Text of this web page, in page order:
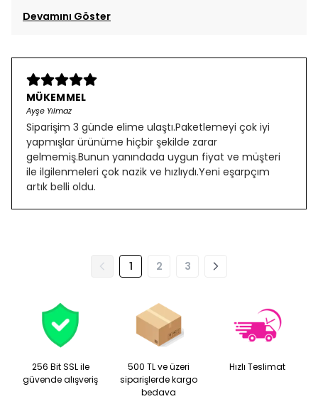
Devamını Göster
MÜKEMMEL
Ayşe Yılmaz
Siparişim 3 günde elime ulaştı.Paketlemeyi çok iyi
yapmışlar ürünüme hiçbir şekilde zarar
gelmemiş.Bunun yanındada uygun fiyat ve müşteri
ile ilgilenmeleri çok nazik ve hızlıydı.Yeni eşarpçım
artık belli oldu.
1 2 3
256 Bit SSL ile
güvende alışveriş
500 TL ve üzeri
siparişlerde kargo
bedava
Hızlı Teslimat